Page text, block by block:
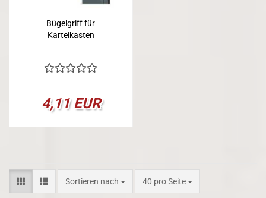
Bügelgriff für
Karteikasten
4,11 EUR
Sortieren nach
Sortieren nach 40 pro Seite
pro Seite